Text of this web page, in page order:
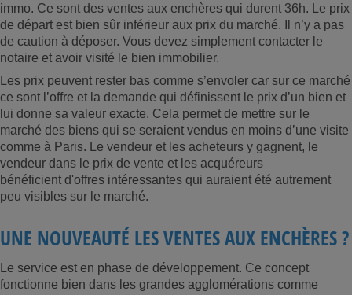
immo. Ce sont des ventes aux enchères qui durent 36h. Le prix
de départ est bien sûr inférieur aux prix du marché. Il n’y a pas
de caution à déposer. Vous devez simplement contacter le
notaire et avoir visité le bien immobilier.
Les prix peuvent rester bas comme s’envoler car sur ce marché
ce sont l’offre et la demande qui définissent le prix d’un bien et
lui donne sa valeur exacte. Cela permet de mettre sur le
marché des biens qui se seraient vendus en moins d’une visite
comme à Paris. Le vendeur et les acheteurs y gagnent, le
vendeur dans le prix de vente et les acquéreurs
bénéficient d'offres intéressantes qui auraient été autrement
peu visibles sur le marché.
UNE NOUVEAUTÉ LES VENTES AUX ENCHÈRES ?
Le service est en phase de développement. Ce concept
fonctionne bien dans les grandes agglomérations comme